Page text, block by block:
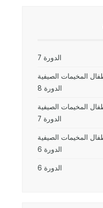
الدورة 7
المخيمات الصيفية
الدورة 8
المخيمات الصيفية
الدورة 7
المخيمات الصيفية
الدورة 6
الدورة 6